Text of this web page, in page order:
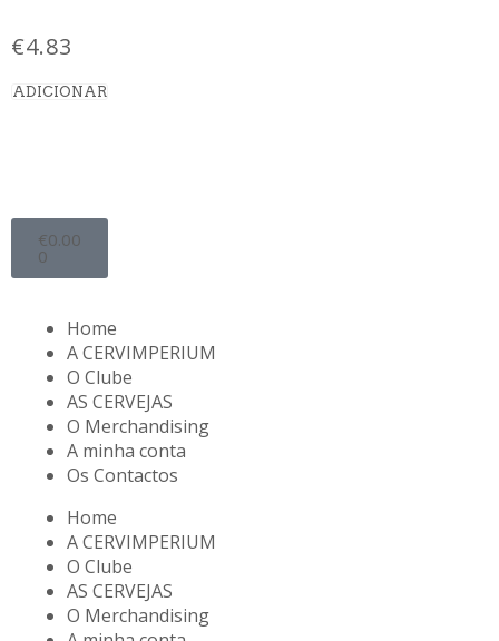
€4.83
ADICIONAR
€0.00
0
Home
A CERVIMPERIUM
O Clube
AS CERVEJAS
O Merchandising
A minha conta
Os Contactos
Home
A CERVIMPERIUM
O Clube
AS CERVEJAS
O Merchandising